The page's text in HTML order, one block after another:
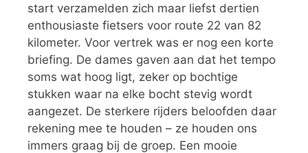
start verzamelden zich maar liefst dertien
enthousiaste fietsers voor route 22 van 82
kilometer. Voor vertrek was er nog een korte
briefing. De dames gaven aan dat het tempo
soms wat hoog ligt, zeker op bochtige
stukken waar na elke bocht stevig wordt
aangezet. De sterkere rijders beloofden daar
rekening mee te houden – ze houden ons
immers graag bij de groep. Een mooie